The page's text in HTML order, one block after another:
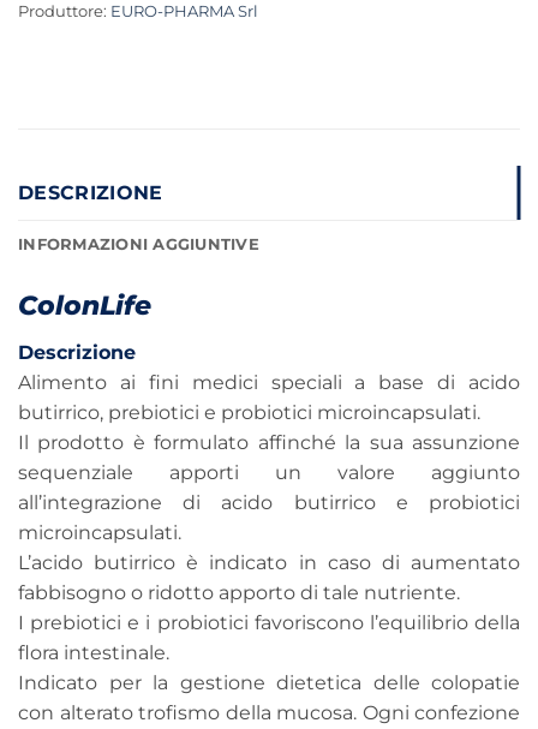
Produttore: EURO-PHARMA Srl
DESCRIZIONE
INFORMAZIONI AGGIUNTIVE
ColonLife
Descrizione
Alimento ai fini medici speciali a base di acido
butirrico, prebiotici e probiotici microincapsulati.
Il prodotto è formulato affinché la sua assunzione
sequenziale apporti un valore aggiunto
all’integrazione di acido butirrico e probiotici
microincapsulati.
L’acido butirrico è indicato in caso di aumentato
fabbisogno o ridotto apporto di tale nutriente.
I prebiotici e i probiotici favoriscono l’equilibrio della
flora intestinale.
Indicato per la gestione dietetica delle colopatie
con alterato trofismo della mucosa. Ogni confezione